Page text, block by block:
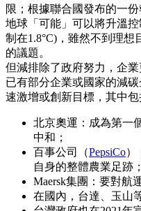
限；根據聯合國發布的一
地球「可能」可以將升溫
制在1.8°C)，雖然不到理
的議題。
但減排除了政府努力，企業
已有部分企業或國家的減
速激增或創新目標，其中包
北京奧運：成為第一
中和；
百事公司（PepsiCo）
自身的整體農業足跡；
Maersk集團：要對航
在國內，台達、玉山